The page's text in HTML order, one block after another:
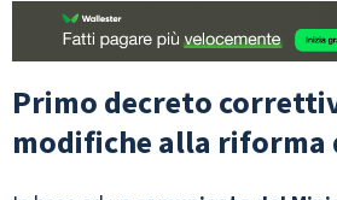
Primo decreto
modifiche alla